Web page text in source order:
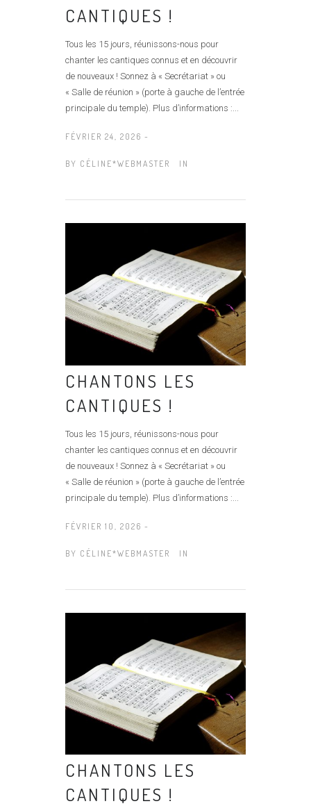
CANTIQUES !
Tous les 15 jours, réunissons-nous pour
chanter les cantiques connus et en découvrir
de nouveaux ! Sonnez à « Secrétariat » ou
« Salle de réunion » (porte à gauche de l’entrée
principale du temple). Plus d’informations :...
FÉVRIER 24, 2026 -
BY CÉLINE*WEBMASTER IN
CHANTONS LES
CANTIQUES !
Tous les 15 jours, réunissons-nous pour
chanter les cantiques connus et en découvrir
de nouveaux ! Sonnez à « Secrétariat » ou
« Salle de réunion » (porte à gauche de l’entrée
principale du temple). Plus d’informations :...
FÉVRIER 10, 2026 -
BY CÉLINE*WEBMASTER IN
CHANTONS LES
CANTIQUES !